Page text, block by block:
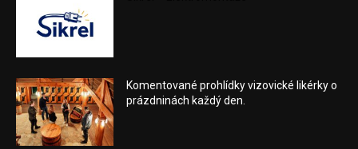
Komentované prohlídky vizovické likérky o
prázdninách každý den.